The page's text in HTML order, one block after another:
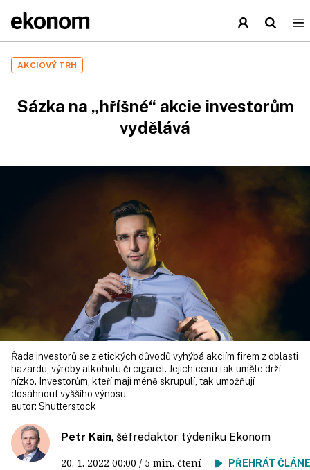
AKCIOVÝ TRH
Sázka na „hříšné“ akcie investorům
vydělává
Řada investorů se z etických důvodů vyhýbá akciím firem z oblasti
hazardu, výroby alkoholu či cigaret. Jejich cenu tak uměle drží
nízko. Investorům, kteří mají méně skrupulí, tak umožňují
dosáhnout vyššího výnosu.
autor: Shutterstock
Petr Kain, šéfredaktor týdeníku Ekonom
20. 1. 2022 00:00 / 5 min. čtení PŘEHRÁT